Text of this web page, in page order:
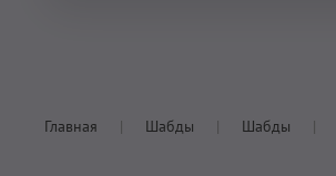
Главная Шабды Шабды